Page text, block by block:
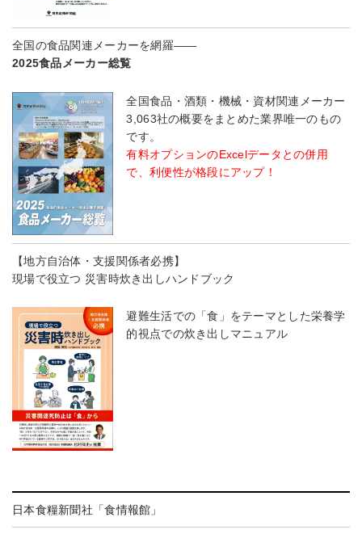
全国の食品関連メーカーを網羅――
2025食品メーカー総覧
全国食品・酒類・機械・資材関連メーカー
3,063社の概要をまとめた業界唯一のもの
です。
有料オプションのExcelデータとの併用
で、利便性が格段にアップ！
【地方自治体・支援関係者必携】
現場で役立つ 災害時炊き出しハンドブック
避難生活での「食」をテーマとした栄養学
的視点での炊き出しマニュアル
日本食糧新聞社「食情報館」